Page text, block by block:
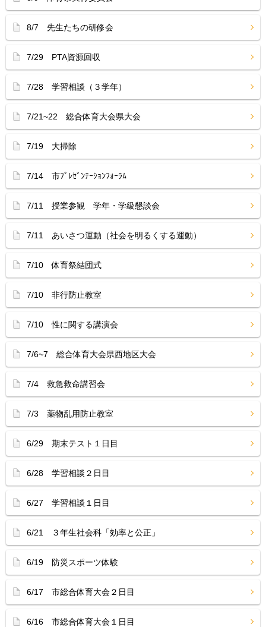
8/7 先生たちの研修会
7/29 PTA資源回収
7/28 学習相談（３学年）
7/21~22 総合体育大会県大会
7/19 大掃除
7/14 市ﾌﾟﾚｾﾞﾝﾃｰｼｮﾝﾌｫｰﾗﾑ
7/11 授業参観 学年・学級懇談会
7/11 あいさつ運動（社会を明るくする運動）
7/10 体育祭結団式
7/10 非行防止教室
7/10 性に関する講演会
7/6~7 総合体育大会県西地区大会
7/4 救急救命講習会
7/3 薬物乱用防止教室
6/29 期末テスト１日目
6/28 学習相談２日目
6/27 学習相談１日目
6/21 ３年生社会科「効率と公正」
6/19 防災スポーツ体験
6/17 市総合体育大会２日目
6/16 市総合体育大会１日目